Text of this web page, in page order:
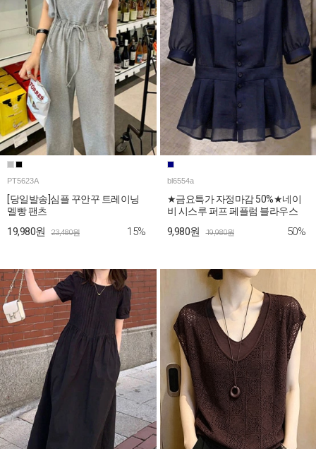
PT5623A
[당일발송]심플 꾸안꾸 트레이닝
멜빵 팬츠
19,980원 23,480원 15%
bl6554a
★금요특가 자정마감 50%★네이
비 시스루 퍼프 페플럼 블라우스
9,980원 19,980원 50%